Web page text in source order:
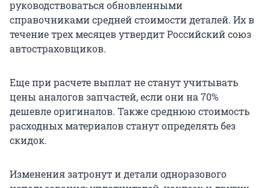
руководствоваться обновленными
справочниками средней стоимости деталей. Их в
течение трех месяцев утвердит Российский союз
автостраховщиков.
Еще при расчете выплат не станут учитывать
цены аналогов запчастей, если они на 70%
дешевле оригиналов. Также среднюю стоимость
расходных материалов станут определять без
скидок.
Изменения затронут и детали одноразового